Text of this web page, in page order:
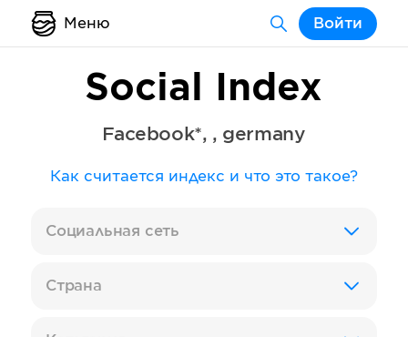
Меню Войти
Social Index
Facebook*, , germany
Как считается индекс и что это такое?
Социальная сеть
Страна